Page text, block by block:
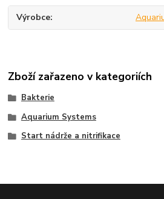
Výrobce
Zboží zařazeno v kategoriích
Bakterie
Aquarium Systems
Start nádrže a nitrifikace